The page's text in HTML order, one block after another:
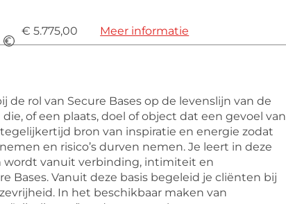
€ 5.775,00 Meer informatie
rol van Secure Bases op de levenslijn van de
of een plaats, doel of object dat een gevoel van
bron van inspiratie en energie zodat
en risico’s durven nemen. Je leert in deze
wordt vanuit verbinding, intimiteit en
Bases. Vanuit deze basis begeleid je cliënten bij
In het beschikbaar maken van